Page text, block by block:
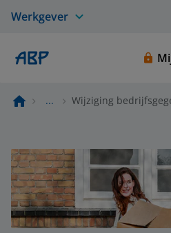
Werkgever
... Wijziging